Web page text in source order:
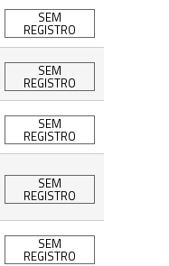
SEM
REGISTRO
SEM
REGISTRO
SEM
REGISTRO
SEM
REGISTRO
SEM
REGISTRO